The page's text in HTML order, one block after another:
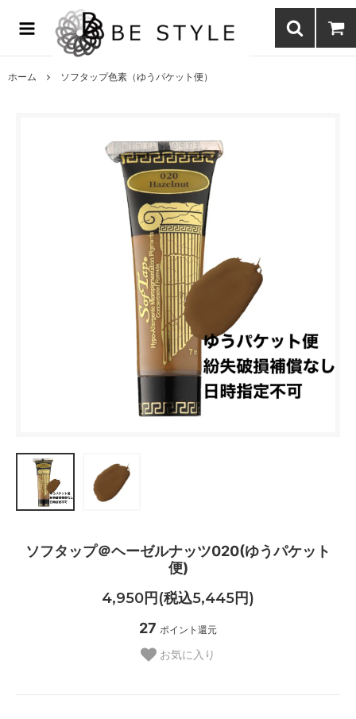
まつげエクステ商材の通販・まつげパーマ・ボディジュエリーなどまつ
げ商材・美容商材の通販｜BE STYLE beauty shop
ホーム ソフタップ色素（ゆうパケット便）
ソフタップ＠ヘーゼルナッツ020(ゆうパケット
便)
4,950円(税込5,445円)
27 ポイント還元
お気に入り